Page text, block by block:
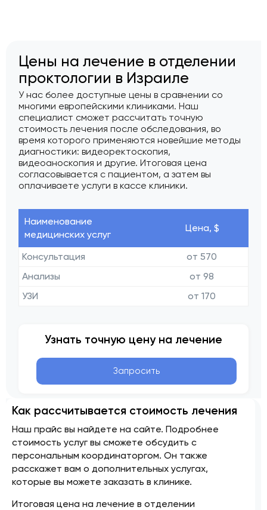
Цены на лечение в отделении
проктологии в Израиле
У нас более доступные цены в сравнении со
многими европейскими клиниками. Наш
специалист сможет рассчитать точную
стоимость лечения после обследования, во
время которого применяются новейшие методы
диагностики: видеоректоскопия,
видеоаноскопия и другие. Итоговая цена
согласовывается с пациентом, а затем вы
оплачиваете услуги в кассе клиники.
Наименование
медицинских услуг
Цена, $
Консультация
от 570
Анализы
от 98
УЗИ
от 170
Узнать точную цену на лечение
Запросить
Как рассчитывается стоимость лечения
Наш прайс вы найдете на сайте. Подробнее
стоимость услуг вы сможете обсудить с
персональным координаторгом. Он также
расскажет вам о дополнительных услугах,
которые вы можете заказать в клинике.
Итоговая цена на лечение в отделении